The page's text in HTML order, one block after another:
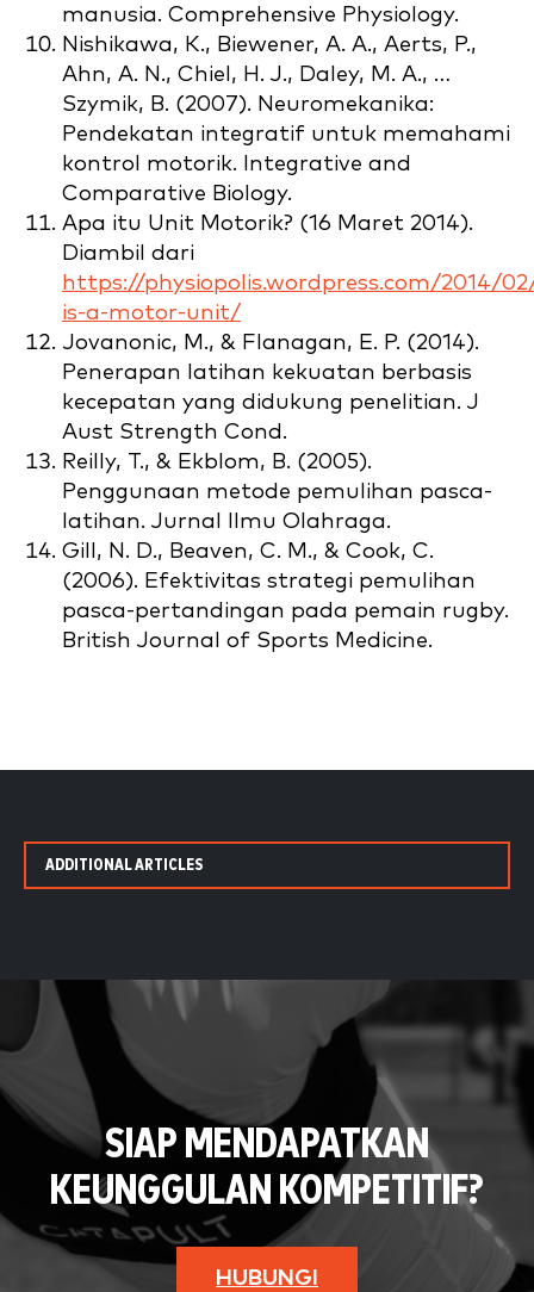
manusia. Comprehensive Physiology.
Nishikawa, K., Biewener, A. A., Aerts, P.,
Ahn, A. N., Chiel, H. J., Daley, M. A., …
Szymik, B. (2007). Neuromekanika:
Pendekatan integratif untuk memahami
kontrol motorik. Integrative and
Comparative Biology.
Apa itu Unit Motorik? (16 Maret 2014).
Diambil dari
https://physiopolis.wordpress.com/2014/
is-a-motor-unit/
Jovanonic, M., & Flanagan, E. P. (2014).
Penerapan latihan kekuatan berbasis
kecepatan yang didukung penelitian. J
Aust Strength Cond.
Reilly, T., & Ekblom, B. (2005).
Penggunaan metode pemulihan pasca-
latihan. Jurnal Ilmu Olahraga.
Gill, N. D., Beaven, C. M., & Cook, C.
(2006). Efektivitas strategi pemulihan
pasca-pertandingan pada pemain rugby.
British Journal of Sports Medicine.
ADDITIONAL ARTICLES
SIAP MENDAPATKAN
KEUNGGULAN KOMPETITIF?
HUBUNGI